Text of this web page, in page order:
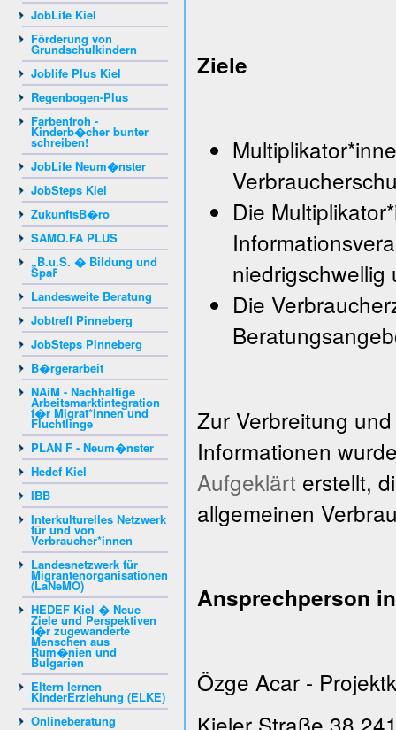
JobLife Kiel
Förderung von
Grundschulkindern
Joblife Plus Kiel
Regenbogen-Plus
Farbenfroh -
Kinderb�cher bunter
schreiben!
JobLife Neum�nster
JobSteps Kiel
ZukunftsB�ro
SAMO.FA PLUS
„B.u.S. � Bildung und
Spaߓ
Landesweite Beratung
Jobtreff Pinneberg
JobSteps Pinneberg
B�rgerarbeit
NAiM - Nachhaltige
Arbeitsmarktintegration
f�r Migrat*innen und
Fluchtlinge
PLAN F - Neum�nster
Hedef Kiel
IBB
Interkulturelles Netzwerk
für und von
Verbraucher*innen
Landesnetzwerk für
Migrantenorganisationen
(LaNeMO)
HEDEF Kiel � Neue
Ziele und Perspektiven
f�r zugewanderte
Menschen aus
Rum�nien und
Bulgarien
Eltern lernen
KinderErziehung (ELKE)
Onlineberatung
Ziele
Die
Die
Zur Verbreitung
Informationen
Aufgeklärt erstellt,
allgemeinen
Ansprechperson
Özge Acar -